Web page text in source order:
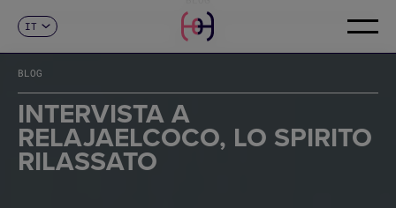
EN
FR
DE
IT
PT
CONTATTI
BLOG
INTERVISTA A
RELAJAELCOCO, LO SPIRITO
RILASSATO